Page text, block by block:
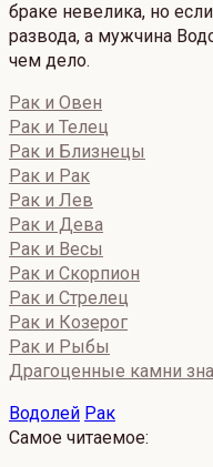
браке невелика, но
развода, а мужчина
чем дело.
Рак и Овен
Рак и Телец
Рак и Близнецы
Рак и Рак
Рак и Лев
Рак и Дева
Рак и Весы
Рак и Скорпион
Рак и Стрелец
Рак и Козерог
Рак и Рыбы
Драгоценные камни
Водолей Рак
Самое читаемое: